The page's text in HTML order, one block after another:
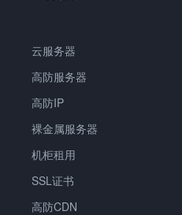
云服务器
高防服务器
高防IP
裸金属服务器
机柜租用
SSL证书
高防CDN